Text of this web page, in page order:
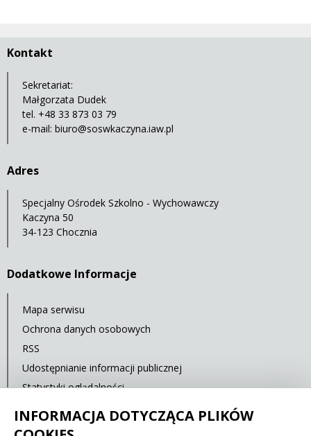
Kontakt
Sekretariat:
Małgorzata Dudek
tel. +48 33 873 03 79
e-mail: biuro@soswkaczyna.iaw.pl
Adres
Specjalny Ośrodek Szkolno - Wychowawczy
Kaczyna 50
34-123 Chocznia
Dodatkowe Informacje
Mapa serwisu
Ochrona danych osobowych
RSS
Udostępnianie informacji publicznej
Statystyki oglądalności
INFORMACJA DOTYCZĄCA PLIKÓW